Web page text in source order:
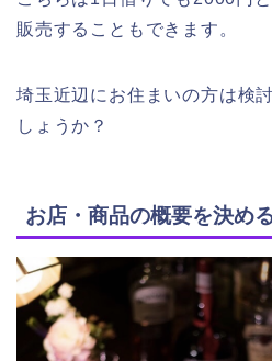
販売することもできます。
埼玉近辺にお住まいの方は検
しょうか？
お店・商品の概要を決め